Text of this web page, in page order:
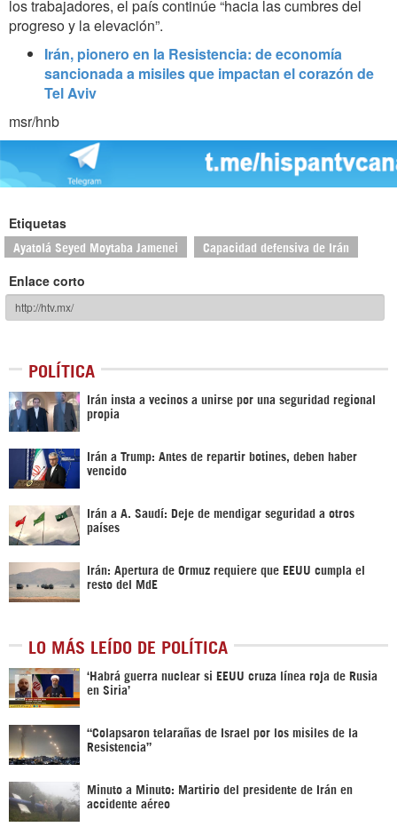
los trabajadores, el país continúe “hacia las cumbres del
progreso y la elevación”.
Irán, pionero en la Resistencia: de economía
sancionada a misiles que impactan el corazón de
Tel Aviv
msr/hnb
Etiquetas
Ayatolá Seyed Moytaba Jamenei Capacidad defensiva de Irán
Enlace corto
POLÍTICA
Irán insta a vecinos a unirse por una seguridad regional
propia
Irán a Trump: Antes de repartir botines, deben haber
vencido
Irán a A. Saudí: Deje de mendigar seguridad a otros
países
Irán: Apertura de Ormuz requiere que EEUU cumpla el
resto del MdE
LO MÁS LEÍDO DE POLÍTICA
‎‘Habrá guerra nuclear si EEUU cruza línea roja de Rusia
en Siria’‎
“Colapsaron telarañas de Israel por los misiles de la
Resistencia”
Minuto a Minuto: Martirio del presidente de Irán en
accidente aéreo